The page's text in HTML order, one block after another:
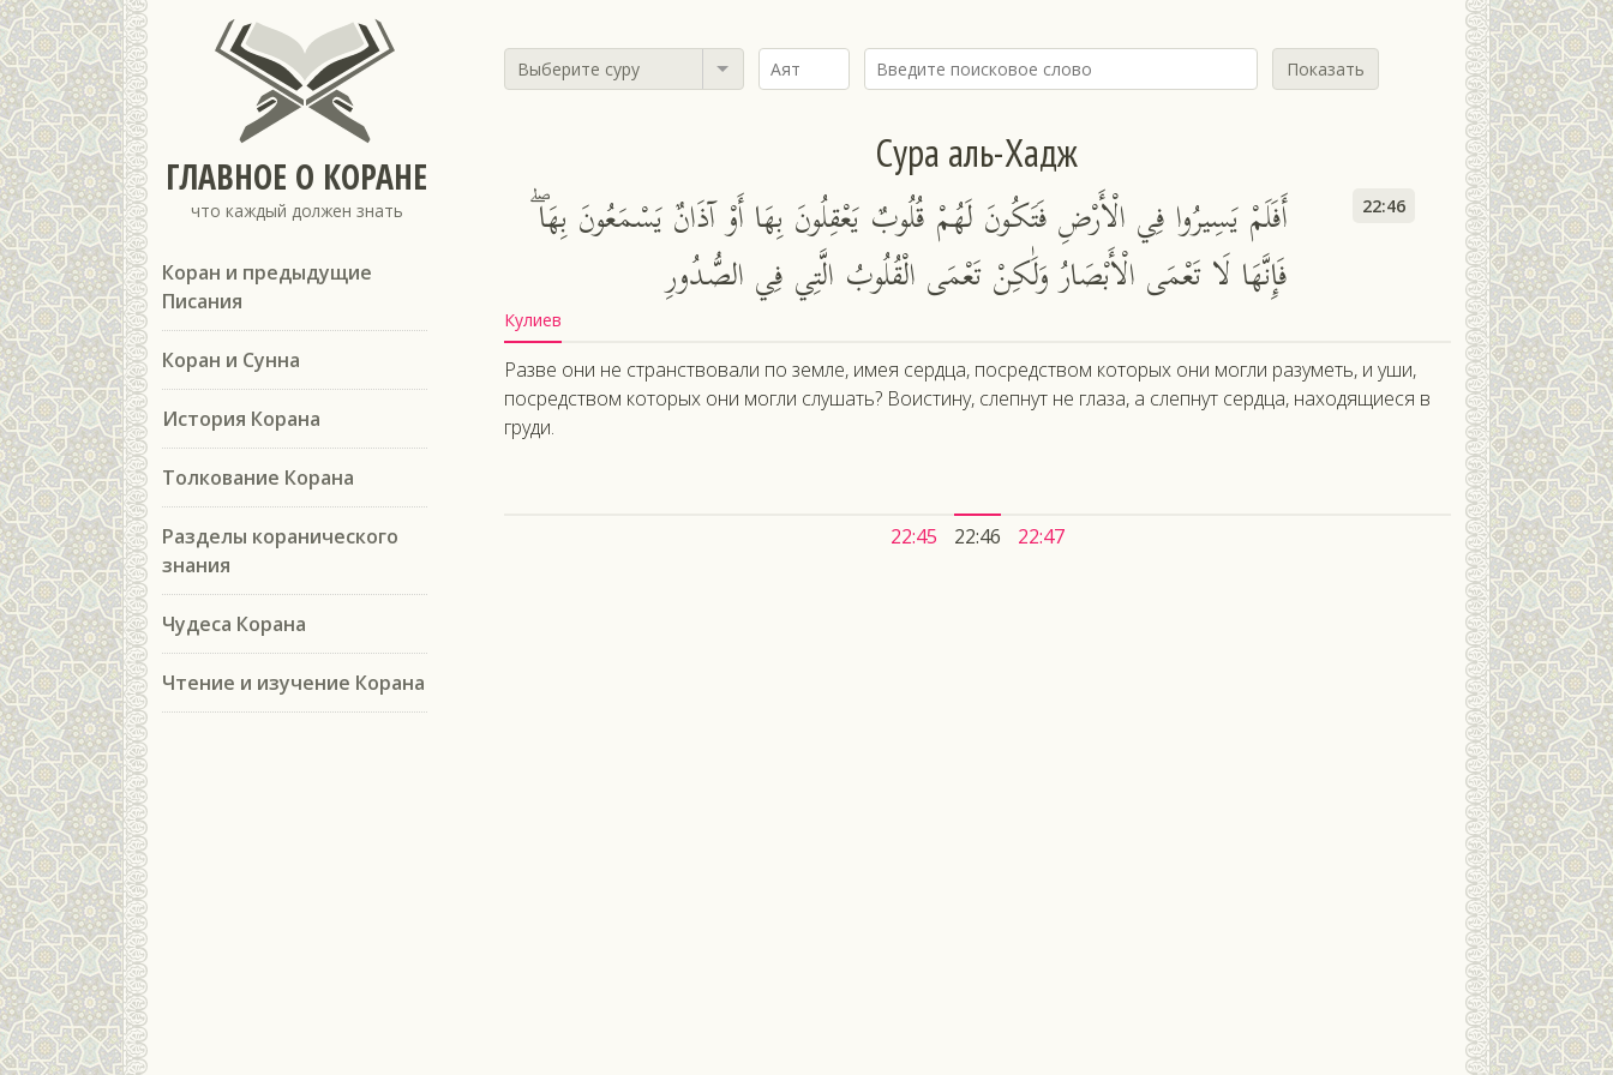
ГЛАВНОЕ О КОРАНЕ
что каждый должен знать
Коран и предыдущие
Писания
Коран и Сунна
История Корана
Толкование Корана
Разделы коранического
знания
Чудеса Корана
Чтение и изучение Корана
Выберите суру Показать
Сура аль-Хадж
أَفَلَمْ يَسِيرُوا فِي الْأَرْضِ فَتَكُونَ لَهُمْ قُلُوبٌ يَعْقِلُونَ بِهَا أَوْ آذَانٌ يَسْمَعُونَ بِهَا ۖ
فَإِنَّهَا لَا تَعْمَى الْأَبْصَارُ وَلَٰكِنْ تَعْمَى الْقُلُوبُ الَّتِي فِي الصُّدُورِ
22:46
Кулиев
Разве они не странствовали по земле, имея сердца, посредством которых они могли разуметь, и уши,
посредством которых они могли слушать? Воистину, слепнут не глаза, а слепнут сердца, находящиеся в
груди.
22:45 22:46 22:47